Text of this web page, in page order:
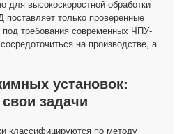
для высокоскоростной обработки
только проверенные
требования современных ЧПУ-
на производстве, а
установок:
задачи
классифицируются по методу